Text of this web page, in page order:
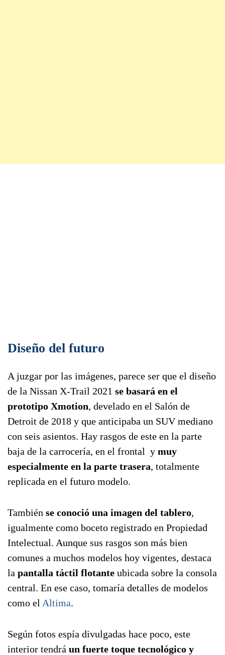
Diseño del futuro
A juzgar por las imágenes, parece ser que el diseño
de la Nissan X-Trail 2021 se basará en el
prototipo Xmotion, develado en el Salón de
Detroit de 2018 y que anticipaba un SUV mediano
con seis asientos. Hay rasgos de este en la parte
baja de la carrocería, en el frontal y muy
especialmente en la parte trasera, totalmente
replicada en el futuro modelo.
También se conoció una imagen del tablero,
igualmente como boceto registrado en Propiedad
Intelectual. Aunque sus rasgos son más bien
comunes a muchos modelos hoy vigentes, destaca
la pantalla táctil flotante ubicada sobre la consola
central. En ese caso, tomaría detalles de modelos
como el Altima.
Según fotos espía divulgadas hace poco, este
interior tendrá un fuerte toque tecnológico y